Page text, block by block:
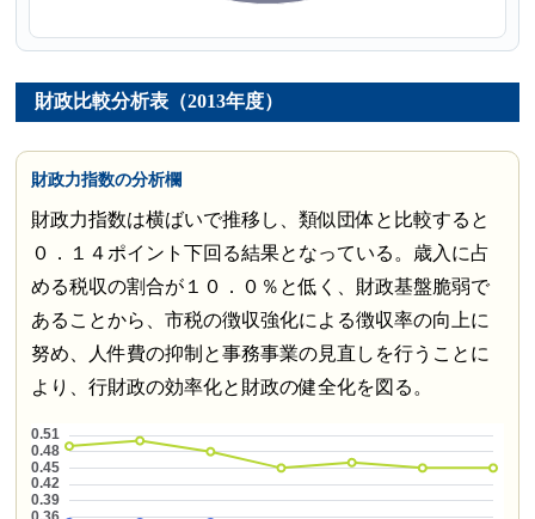
財政比較分析表（2013年度）
財政力指数の分析欄
財政力指数は横ばいで推移し、類似団体と比較すると
０．１４ポイント下回る結果となっている。歳入に占
める税収の割合が１０．０％と低く、財政基盤脆弱で
あることから、市税の徴収強化による徴収率の向上に
努め、人件費の抑制と事務事業の見直しを行うことに
より、行財政の効率化と財政の健全化を図る。